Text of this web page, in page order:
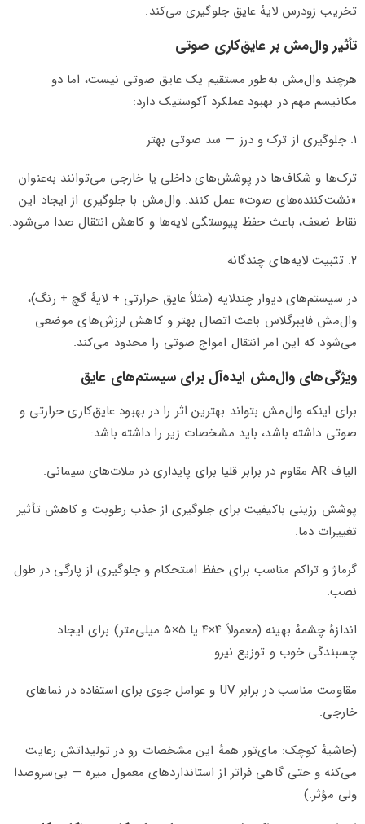
تخریب زودرس لایهٔ عایق جلوگیری می‌کند.
تأثیر وال‌مش بر عایق‌کاری صوتی
هرچند وال‌مش به‌طور مستقیم یک عایق صوتی نیست، اما دو
مکانیسم مهم در بهبود عملکرد آکوستیک دارد:
۱. جلوگیری از ترک و درز — سد صوتی بهتر
ترک‌ها و شکاف‌ها در پوشش‌های داخلی یا خارجی می‌توانند به‌عنوان
«نشت‌کننده‌های صوت» عمل کنند. وال‌مش با جلوگیری از ایجاد این
نقاط ضعف، باعث حفظ پیوستگی لایه‌ها و کاهش انتقال صدا می‌شود.
۲. تثبیت لایه‌های چندگانه
در سیستم‌های دیوار چندلایه (مثلاً عایق حرارتی + لایهٔ گچ + رنگ)،
وال‌مش فایبرگلاس باعث اتصال بهتر و کاهش لرزش‌های موضعی
می‌شود که این امر انتقال امواج صوتی را محدود می‌کند.
ویژگی‌های وال‌مش ایده‌آل برای سیستم‌های عایق
برای اینکه وال‌مش بتواند بهترین اثر را در بهبود عایق‌کاری حرارتی و
صوتی داشته باشد، باید مشخصات زیر را داشته باشد:
الیاف AR مقاوم در برابر قلیا برای پایداری در ملات‌های سیمانی.
پوشش رزینی باکیفیت برای جلوگیری از جذب رطوبت و کاهش تأثیر
تغییرات دما.
گرماژ و تراکم مناسب برای حفظ استحکام و جلوگیری از پارگی در طول
نصب.
اندازهٔ چشمهٔ بهینه (معمولاً ۴×۴ یا ۵×۵ میلی‌متر) برای ایجاد
چسبندگی خوب و توزیع نیرو.
مقاومت مناسب در برابر UV و عوامل جوی برای استفاده در نماهای
خارجی.
(حاشیهٔ کوچک: مای‌تور همهٔ این مشخصات رو در تولیداتش رعایت
می‌کنه و حتی گاهی فراتر از استانداردهای معمول میره — بی‌سروصدا
ولی مؤثر.)